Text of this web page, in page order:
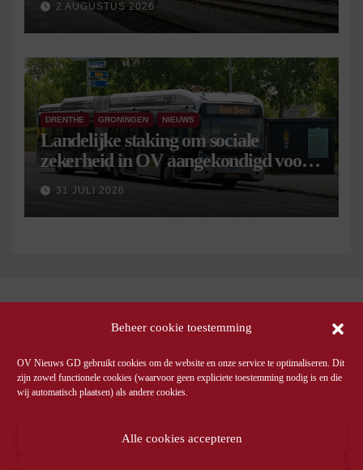
Beheer cookie toestemming
OV Nieuws GD gebruikt cookies om de website en onze service te optimaliseren. Dit
zijn zowel functionele cookies (waarvoor geen expliciete toestemming nodig is en die
wij automatisch plaatsen) als andere cookies.
Alle cookies accepteren
2 AUGUSTUS 2026
DRENTHE GRONINGEN NIEUWS
Landelijke staking om sociale
zekerheid in OV aangekondigd voor 9
september
31 JULI 2026